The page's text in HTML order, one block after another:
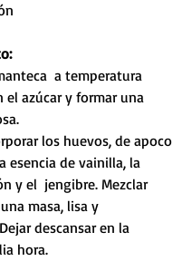
a temperatura
el azúcar y formar una
los huevos, de apoco
esencia de vainilla, la
y el  jengibre. Mezclar
masa, lisa y
descansar en la
hora.